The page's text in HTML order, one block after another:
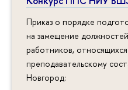
Приказ о порядке
на замещение
работников,
преподавательскому
Новгород: